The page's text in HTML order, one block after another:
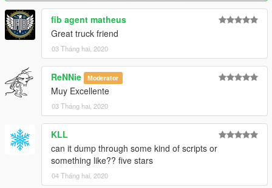
fib agent matheus
Great truck friend
03 Tháng hai, 2020
ReNNie Moderator
Muy Excellente
03 Tháng hai, 2020
KLL
can it dump through some kind of scripts or
something like?? five stars
04 Tháng hai, 2020